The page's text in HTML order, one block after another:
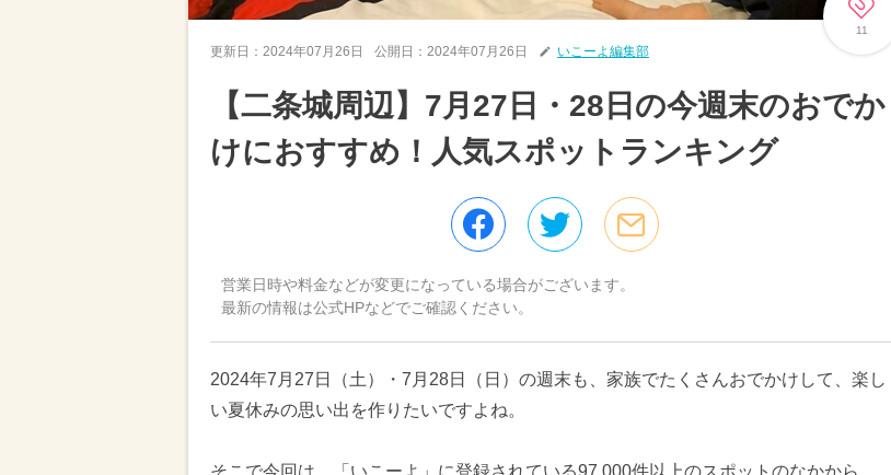
11
更新日： 2024年07月26日 公開日： 2024年07月26日 いこーよ編集部
【二条城周辺】7月27日・28日の今週末のおでか
けにおすすめ！人気スポットランキング
営業日時や料金などが変更になっている場合がございます。
最新の情報は公式HPなどでご確認ください。
2024年7月27日（土）・7月28日（日）の週末も、家族でたくさんおでかけして、楽し
い夏休みの思い出を作りたいですよね。
そこで今回は、「いこーよ」に登録されている97,000件以上のスポットのなかから、